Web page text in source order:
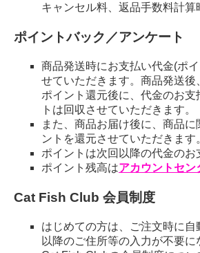
キャンセル料、返品手数料計
ポイントバック／アンケート
商品発送時にお支払い代金(ポ
せていただきます。商品発送
ポイント還元後に、代金のお
トは回収させていただきます。
また、商品お届け後に、商品
ントを還元させていただきます
ポイントは次回以降の代金の
ポイント残高はアカウントセン
Cat Fish Club 会員制度
はじめての方は、ご注文時に
以降のご住所等の入力が不要に